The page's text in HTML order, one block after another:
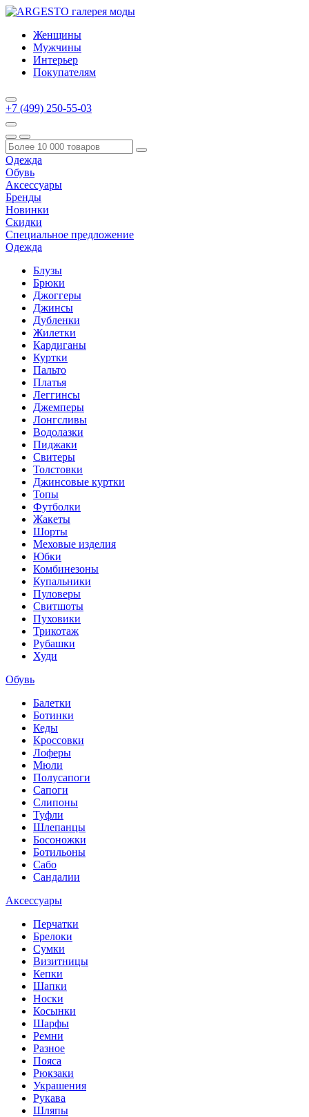
Женщины
Мужчины
Интерьер
Покупателям
+7 (499) 250-55-03
Одежда
Обувь
Аксессуары
Бренды
Новинки
Скидки
Специальное предложение
Одежда
Блузы
Брюки
Джоггеры
Джинсы
Дубленки
Жилетки
Кардиганы
Куртки
Пальто
Платья
Леггинсы
Джемперы
Лонгсливы
Водолазки
Пиджаки
Свитеры
Толстовки
Джинсовые куртки
Топы
Футболки
Жакеты
Шорты
Меховые изделия
Юбки
Комбинезоны
Купальники
Пуловеры
Свитшоты
Пуховики
Трикотаж
Рубашки
Худи
Обувь
Балетки
Ботинки
Кеды
Кроссовки
Лоферы
Мюли
Полусапоги
Сапоги
Слипоны
Туфли
Шлепанцы
Босоножки
Ботильоны
Сабо
Сандалии
Аксессуары
Перчатки
Брелоки
Сумки
Визитницы
Кепки
Шапки
Носки
Косынки
Шарфы
Ремни
Разное
Пояса
Рюкзаки
Украшения
Рукава
Шляпы